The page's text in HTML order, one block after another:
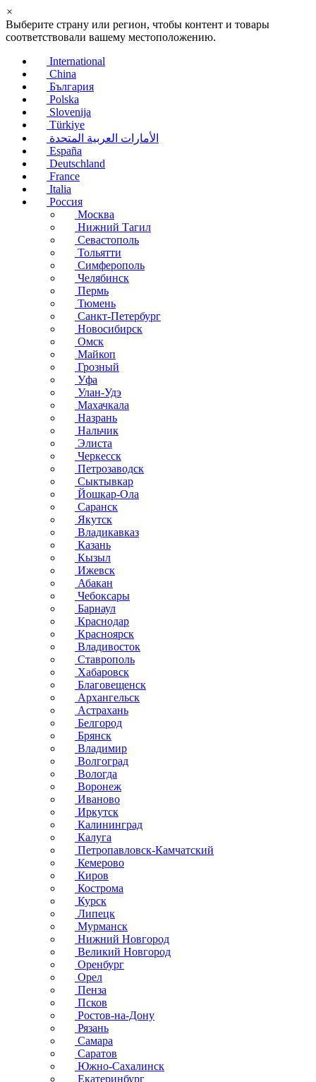
×
Выберите страну или регион, чтобы контент и товары
соответствовали вашему местоположению.
International
China
България
Polska
Slovenija
Türkiye
الأمارات العربية المتحدة
España
Deutschland
France
Italia
Россия
Москва
Нижний Тагил
Севастополь
Тольятти
Симферополь
Челябинск
Пермь
Тюмень
Санкт-Петербург
Новосибирск
Омск
Майкоп
Грозный
Уфа
Улан-Удэ
Махачкала
Назрань
Нальчик
Элиста
Черкесск
Петрозаводск
Сыктывкар
Йошкар-Ола
Саранск
Якутск
Владикавказ
Казань
Кызыл
Ижевск
Абакан
Чебоксары
Барнаул
Краснодар
Красноярск
Владивосток
Ставрополь
Хабаровск
Благовещенск
Архангельск
Астрахань
Белгород
Брянск
Владимир
Волгоград
Вологда
Воронеж
Иваново
Иркутск
Калининград
Калуга
Петропавловск-Камчатский
Кемерово
Киров
Кострома
Курск
Липецк
Мурманск
Нижний Новгород
Великий Новгород
Оренбург
Орел
Пенза
Псков
Ростов-на-Дону
Рязань
Самара
Саратов
Южно-Сахалинск
Екатеринбург